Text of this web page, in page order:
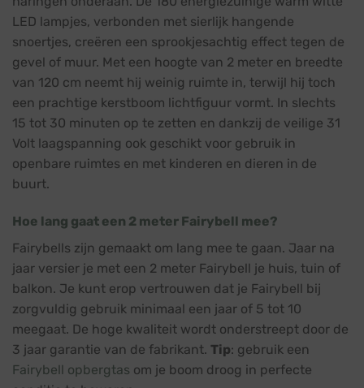
LED lampjes, verbonden met sierlijk hangende
snoertjes, creëren een sprookjesachtig effect tegen de
gevel of muur. Met een hoogte van 2 meter en breedte
van 120 cm neemt hij weinig ruimte in, terwijl hij toch
een prachtige kerstboom lichtfiguur vormt. In slechts
15 tot 30 minuten op te zetten en dankzij de veilige 31
Volt laagspanning ook geschikt voor gebruik in
openbare ruimtes en met kinderen en dieren in de
buurt.
Hoe lang gaat een 2 meter Fairybell mee?
Fairybells zijn gemaakt om lang mee te gaan. Jaar na
jaar versier je met een 2 meter Fairybell je huis, tuin of
balkon. Je kunt erop vertrouwen dat je Fairybell bij
zorgvuldig gebruik minimaal een jaar of 5 tot 10
meegaat. De hoge kwaliteit wordt onderstreept door de
3 jaar garantie van de fabrikant. Tip: gebruik een
Fairybell opbergtas om je boom droog in perfecte